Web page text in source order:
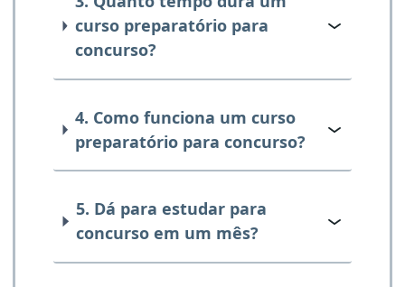
curso preparatório para
concurso?
4. Como funciona um curso
preparatório para concurso?
5. Dá para estudar para
concurso em um mês?